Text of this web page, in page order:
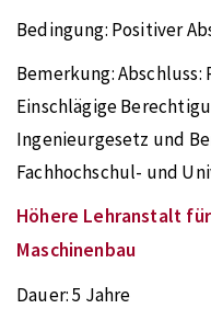
Bedingung: Positiver
Bemerkung:
Einschlägige
Ingenieurgesetz und
Fachhochschul- und
Höhere Lehranstalt
Maschinenbau
Dauer:5 Jahre